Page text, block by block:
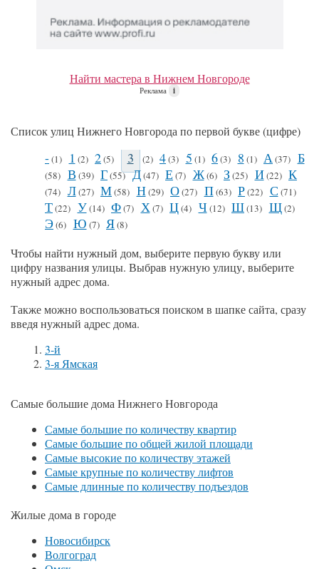
Найти мастера в Нижнем Новгороде
Реклама i
Список улиц Нижнего Новгорода по первой букве (цифре)
-(1) 1 (2) 2(5) 3 (2) 4(3) 5 (1) 6(3) 8 (1) А (37) Б
(58) В(39) Г(55) Д(47) Е (7) Ж(6) З(25) И(22) К
(74) Л(27) М(58) Н(29) О(27) П(63) Р(22) С (71)
Т(22) У(14) Ф(7) Х(7) Ц(4) Ч (12) Ш(13) Щ(2)
Э(6) Ю (7) Я(8)
Чтобы найти нужный дом, выберите первую букву или
цифру названия улицы. Выбрав нужную улицу, выберите
нужный адрес дома.
Также можно воспользоваться поиском в шапке сайта, сразу
введя нужный адрес дома.
3-й
3-я Ямская
Самые большие дома Нижнего Новгорода
Самые большие по количеству квартир
Самые большие по общей жилой площади
Самые высокие по количеству этажей
Самые крупные по количеству лифтов
Самые длинные по количеству подъездов
Жилые дома в городе
Новосибирск
Волгоград